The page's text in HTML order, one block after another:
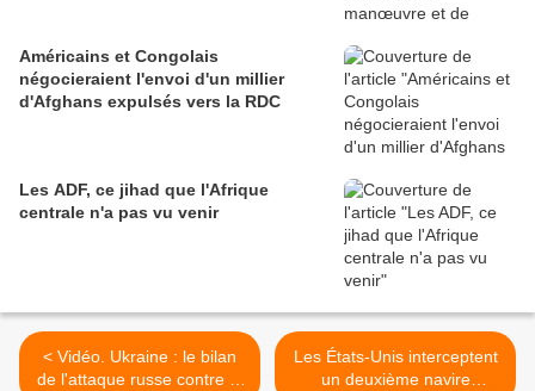
Américains et Congolais
négocieraient l'envoi d'un millier
d'Afghans expulsés vers la RDC
Les ADF, ce jihad que l'Afrique
centrale n'a pas vu venir
< Vidéo. Ukraine : le bilan
de l'attaque russe contre la
Les États-Unis interceptent
un deuxième navire